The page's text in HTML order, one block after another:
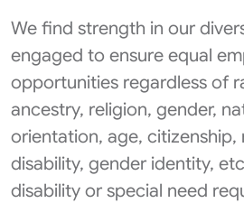
We find strength in our
engaged to ensure equal
opportunities regardless of
ancestry, religion, gender,
orientation, age, citizenship,
disability, gender identity,
disability or special need